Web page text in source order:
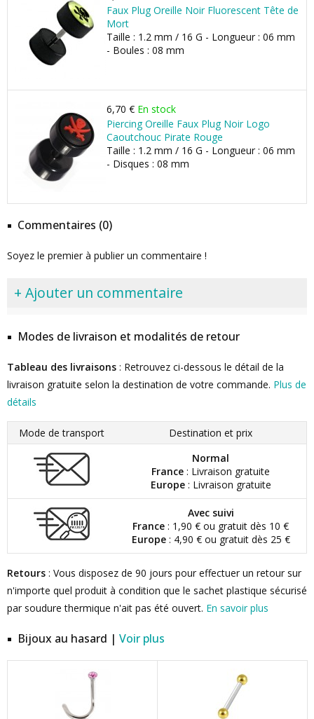
Faux Plug Oreille Noir Fluorescent Tête de
Mort
Taille : 1.2 mm / 16 G - Longueur : 06 mm
- Boules : 08 mm
6,70 € En stock
Piercing Oreille Faux Plug Noir Logo
Caoutchouc Pirate Rouge
Taille : 1.2 mm / 16 G - Longueur : 06 mm
- Disques : 08 mm
Commentaires (0)
Soyez le premier à publier un commentaire !
+ Ajouter un commentaire
Modes de livraison et modalités de retour
Tableau des livraisons : Retrouvez ci-dessous le détail de la
livraison gratuite selon la destination de votre commande. Plus de
détails
Mode de transport
Destination et prix
Normal
France : Livraison gratuite
Europe: Livraison gratuite
Avec suivi
France : 1,90 € ou gratuit dès 10 €
Europe: 4,90 € ou gratuit dès 25 €
Retours : Vous disposez de 90 jours pour effectuer un retour sur
n'importe quel produit à condition que le sachet plastique sécurisé
par soudure thermique n'ait pas été ouvert. En savoir plus
Bijoux au hasard | Voir plus